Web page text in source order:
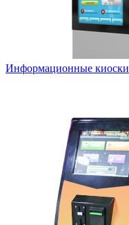
Информационные киоски